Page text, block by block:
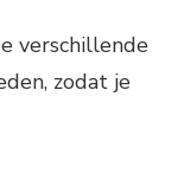
verschillende
zodat je